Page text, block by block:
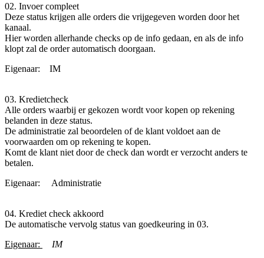
02. Invoer compleet
Deze status krijgen alle orders die vrijgegeven worden door het
kanaal.
Hier worden allerhande checks op de info gedaan, en als de info
klopt zal de order automatisch doorgaan.
Eigenaar:
​IM
03. Kredietcheck
Alle orders waarbij er gekozen wordt voor kopen op rekening
belanden in deze status.
De administratie zal beoordelen of de klant voldoet aan de
voorwaarden om op rekening te kopen.
Komt de klant niet door de check dan wordt er verzocht anders te
betalen.
Eigenaar:
​Administratie
04. Krediet check akkoord
De automatische vervolg status van goedkeuring in 03.
Eigenaar:
IM